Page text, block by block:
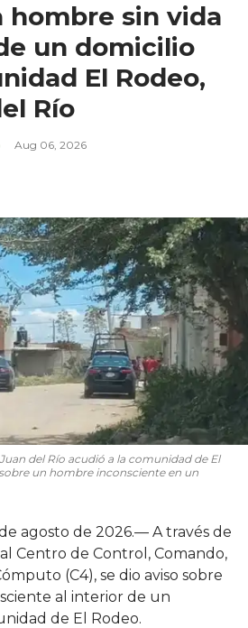
hombre sin vida
un domicilio
El Rodeo,
Río
Aug 06, 2026
del Río acudió a la comunidad de El
un hombre inconsciente en un
agosto de 2026.— A través de
Centro de Control, Comando,
(C4), se dio aviso sobre
al interior de un
de El Rodeo.